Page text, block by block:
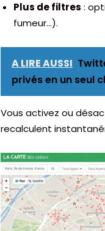
Plus de filtres :
fumeur…).
A LIRE AUSSI
privés en un seul
Vous activez ou
recalculent